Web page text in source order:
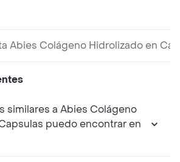
Abies Colágeno Hidrolizado en
similares a Abies Colágeno
puedo encontrar en